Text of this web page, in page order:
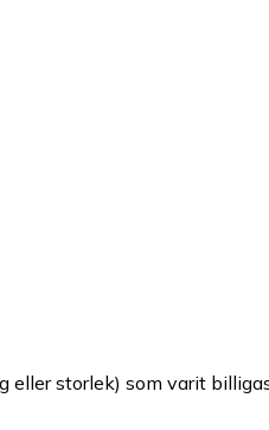
eller storlek) som varit